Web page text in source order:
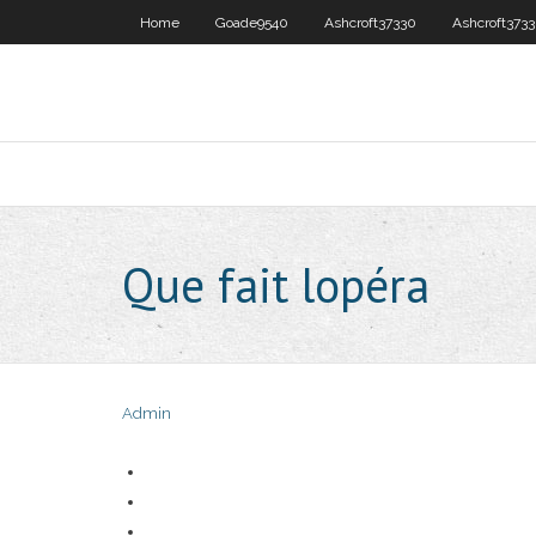
Home Goade9540 Ashcroft37330
Que fait lopéra
Admin